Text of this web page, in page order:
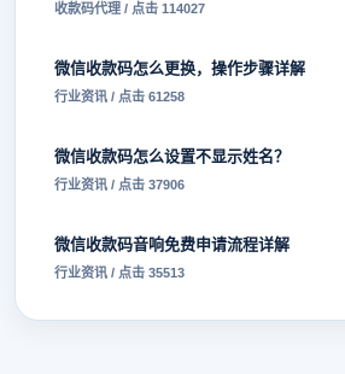
收款码代理 / 点击 114027
微信收款码怎么更换，操作步骤详解
行业资讯 / 点击 61258
微信收款码怎么设置不显示姓名？
行业资讯 / 点击 37906
微信收款码音响免费申请流程详解
行业资讯 / 点击 35513